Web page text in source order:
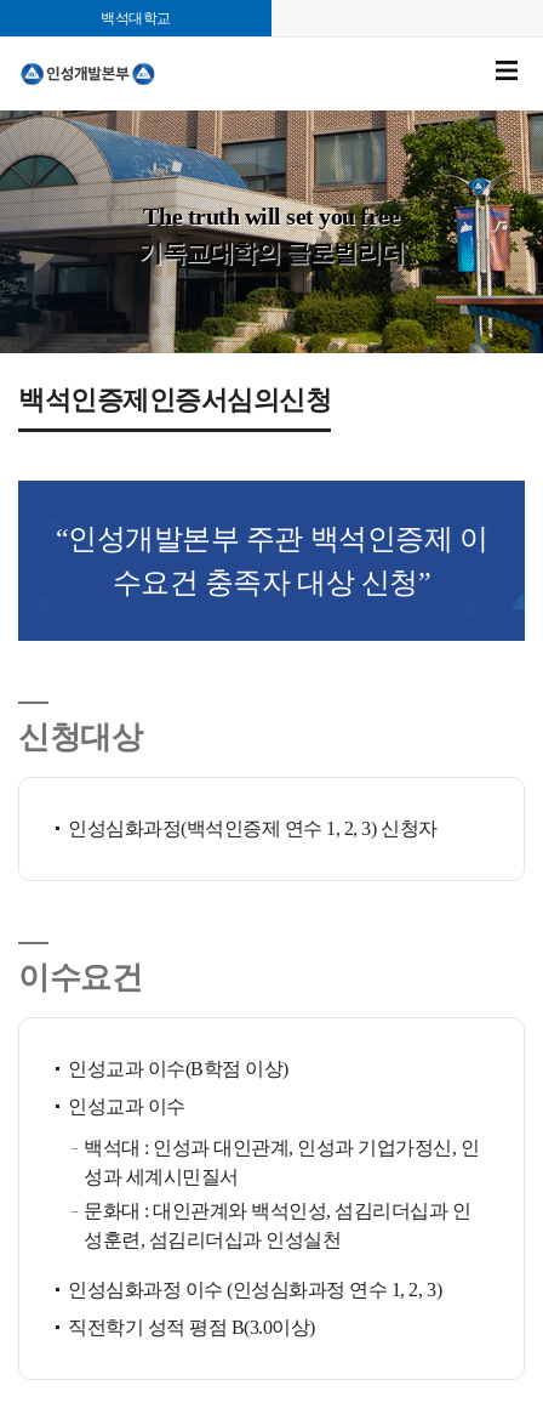
백석대학교
The truth will set you free
기독교대학의 글로벌리더
백석인증제인증서심의신청
“인성개발본부 주관 백석인증제 이
수요건 충족자 대상 신청”
신청대상
인성심화과정(백석인증제 연수 1, 2, 3) 신청자
이수요건
인성교과 이수(B학점 이상)
인성교과 이수
백석대 : 인성과 대인관계, 인성과 기업가정신, 인
성과 세계시민질서
문화대 : 대인관계와 백석인성, 섬김리더십과 인
성훈련, 섬김리더십과 인성실천
인성심화과정 이수 (인성심화과정 연수 1, 2, 3)
직전학기 성적 평점 B(3.0이상)